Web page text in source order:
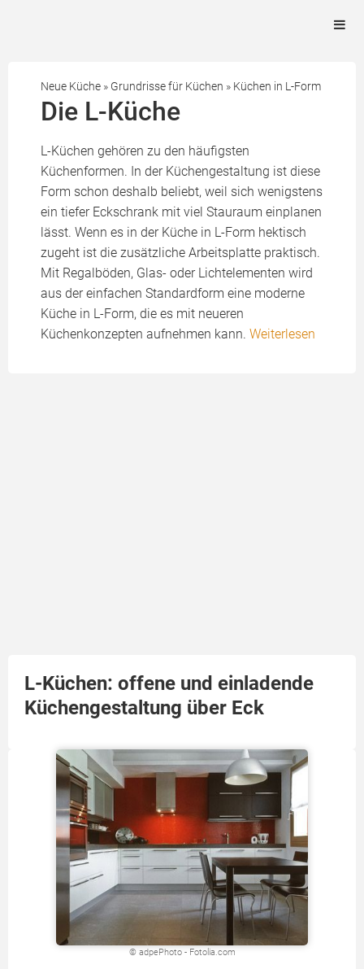
Neue Küche » Grundrisse für Küchen » Küchen in L-Form
Die L-Küche
L-Küchen gehören zu den häufigsten
Küchenformen. In der Küchengestaltung ist diese
Form schon deshalb beliebt, weil sich wenigstens
ein tiefer Eckschrank mit viel Stauraum einplanen
lässt. Wenn es in der Küche in L-Form hektisch
zugeht ist die zusätzliche Arbeitsplatte praktisch.
Mit Regalböden, Glas- oder Lichtelementen wird
aus der einfachen Standardform eine moderne
Küche in L-Form, die es mit neueren
Küchenkonzepten aufnehmen kann. Weiterlesen
L-Küchen: offene und einladende
Küchengestaltung über Eck
© adpePhoto - Fotolia.com